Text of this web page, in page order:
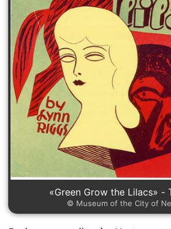
«Green Grow the Lilacs» -
© Museum of the City of